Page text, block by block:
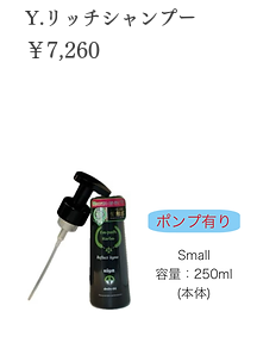
Y.リッチシャンプー
価格
￥7,260